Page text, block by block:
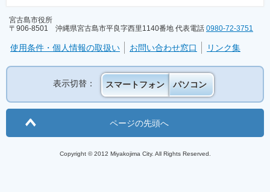
宮古島市役所
〒906-8501 沖縄県宮古島市平良字西里1140番地 代表電話 0980-72-3751
使用条件・個人情報の取扱い お問い合わせ窓口 リンク集
表示切替： スマートフォン パソコン
ページの先頭へ
Copyright © 2012 Miyakojima City. All Rights Reserved.